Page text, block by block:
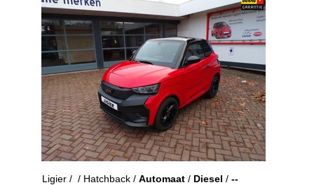
Ligier / / Hatchback / Automaat / Diesel / --